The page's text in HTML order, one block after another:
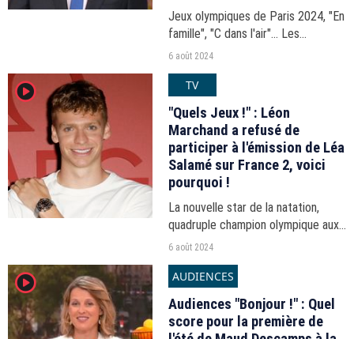
Jeux olympiques de Paris 2024, "En
famille", "C dans l'air"... Les
audiences du 18-21h du lundi 5 août
6 août 2024
player2 TV
"Quels Jeux !" : Léon
Marchand a refusé de
participer à l'émission de Léa
Salamé sur France 2, voici
pourquoi !
La nouvelle star de la natation,
quadruple champion olympique aux
JO de Paris, a refusé de participer
marathon des médias.
6 août 2024
player2 AUDIENCES
Audiences "Bonjour !" : Quel
score pour la première de